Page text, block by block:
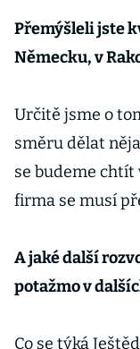
Přemýšleli jste
Německu, v
Určitě jsme o
směru dělat
se budeme chtít
firma se musí
A jaké další
potažmo v
Co se týká